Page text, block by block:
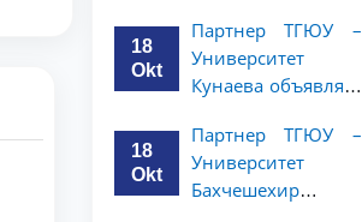
курсов
Купалы объявляет
программу
академической
студентов 2-3
курсов ТГЮУ
18
Okt
Партнер ТГЮУ –
Университет
Кунаева объявляет
академической
мобильности для
студентов 2–3
18
Okt
Партнер ТГЮУ –
Университет
Бахчешехир